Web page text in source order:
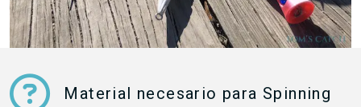
Material necesario para Spinning